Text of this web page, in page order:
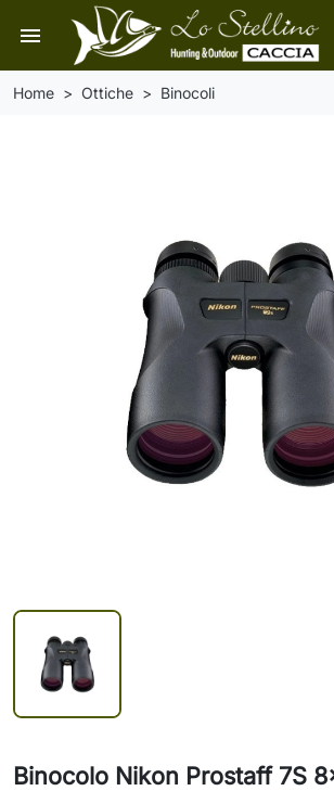
menu
Home Ottiche Binocoli
Binocolo Nikon Prostaff 7S